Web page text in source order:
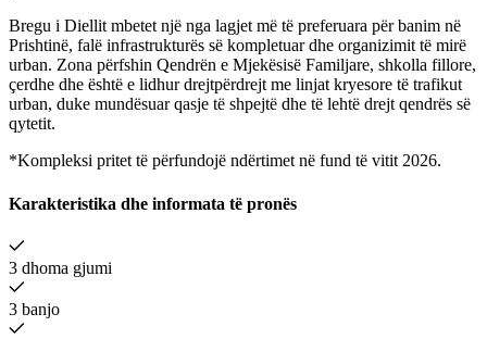
Bregu i Diellit mbetet një nga lagjet më të preferuara për banim në
Prishtinë, falë infrastrukturës së kompletuar dhe organizimit të mirë
urban. Zona përfshin Qendrën e Mjekësisë Familjare, shkolla fillore,
çerdhe dhe është e lidhur drejtpërdrejt me linjat kryesore të trafikut
urban, duke mundësuar qasje të shpejtë dhe të lehtë drejt qendrës së
qytetit.
*Kompleksi pritet të përfundojë ndërtimet në fund të vitit 2026.
Karakteristika dhe informata të pronës
3 dhoma gjumi
3 banjo